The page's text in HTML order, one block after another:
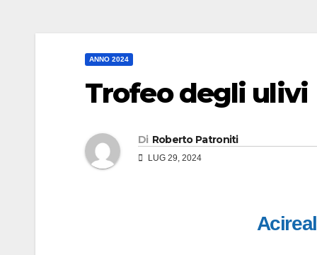
ANNO 2024
Trofeo degli ulivi
Di Roberto Patroniti
LUG 29, 2024